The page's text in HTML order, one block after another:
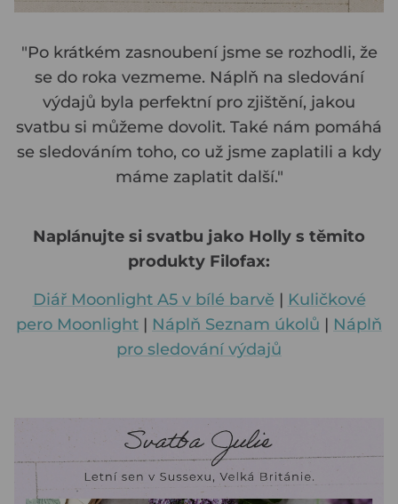
"Po krátkém zasnoubení jsme se rozhodli, že
se do roka vezmeme. Náplň na sledování
výdajů byla perfektní pro zjištění, jakou
svatbu si můžeme dovolit. Také nám pomáhá
se sledováním toho, co už jsme zaplatili a kdy
máme zaplatit další."
Naplánujte si svatbu jako Holly s těmito
produkty Filofax:
Diář Moonlight A5 v bílé barvě | Kuličkové
pero Moonlight | Náplň Seznam úkolů | Náplň
pro sledování výdajů